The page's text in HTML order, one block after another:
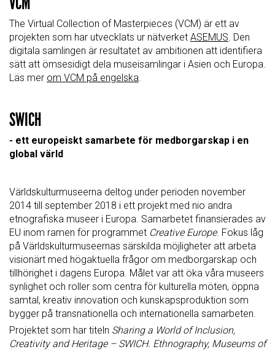
The Virtual Collection of Masterpieces (VCM) är ett av
projekten som har utvecklats ur nätverket ASEMUS. Den
digitala samlingen är resultatet av ambitionen att identifiera
sätt att ömsesidigt dela museisamlingar i Asien och Europa.
Läs mer om VCM på engelska.
SWICH
- ett europeiskt samarbete för medborgarskap i en
global värld
Världskulturmuseerna deltog under perioden november
2014 till september 2018 i ett projekt med nio andra
etnografiska museer i Europa. Samarbetet finansierades av
EU inom ramen för programmet Creative Europe. Fokus låg
på Världskulturmuseernas särskilda möjligheter att arbeta
visionärt med högaktuella frågor om medborgarskap och
tillhörighet i dagens Europa. Målet var att öka våra museers
synlighet och roller som centra för kulturella möten, öppna
samtal, kreativ innovation och kunskapsproduktion som
bygger på transnationella och internationella samarbeten.
Projektet som har titeln Sharing a World of Inclusion,
Creativity and Heritage – SWICH. Ethnography, Museums of